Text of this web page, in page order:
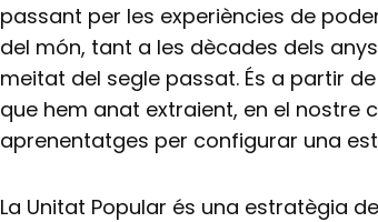
passant per les experiències de
del món, tant a les dècades dels
meitat del segle passat. És a partir
que hem anat extraient, en el nostre
aprenentatges per configurar una
La Unitat Popular és una estratègia